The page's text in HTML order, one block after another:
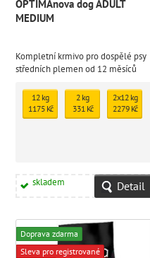
OPTIMAnova dog ADULT
MEDIUM
Kompletní krmivo pro dospělé psy
středních plemen od 12 měsíců
12 kg
1175 Kč
2 kg
331 Kč
2x12 kg
2279 Kč
skladem Detail
Doprava zdarma
Sleva pro registrované